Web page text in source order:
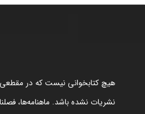
هیچ کتابخوانی نیست که در
نشریات نشده باشد. ماهنامه‌ها،